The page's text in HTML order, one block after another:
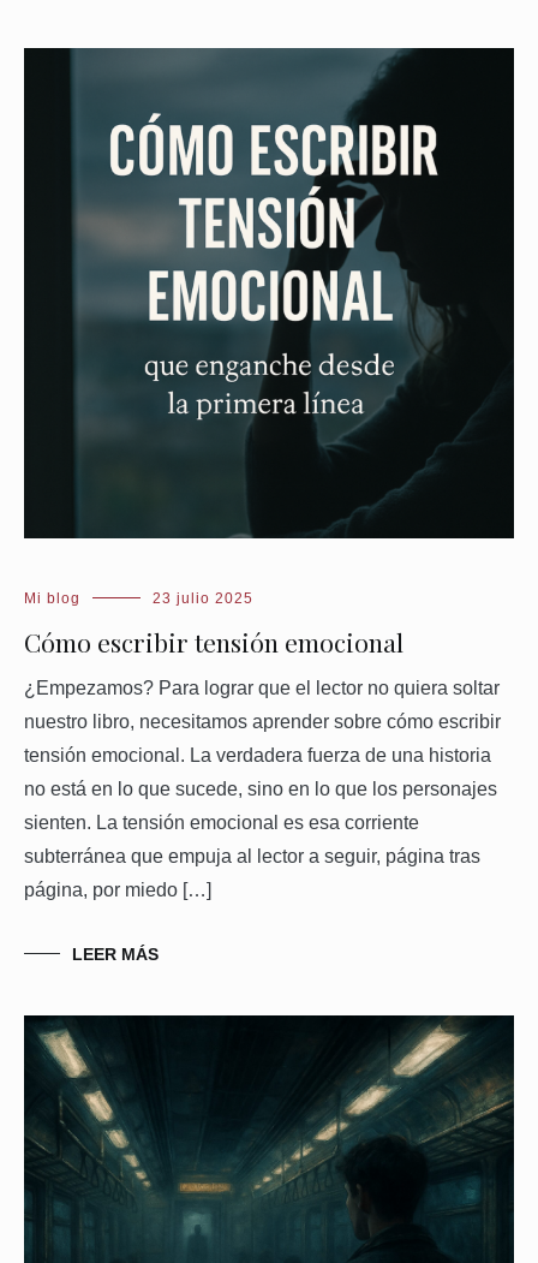
Mi blog 23 julio 2025
Cómo escribir tensión emocional
¿Empezamos? Para lograr que el lector no quiera soltar
nuestro libro, necesitamos aprender sobre cómo escribir
tensión emocional. La verdadera fuerza de una historia
no está en lo que sucede, sino en lo que los personajes
sienten. La tensión emocional es esa corriente
subterránea que empuja al lector a seguir, página tras
página, por miedo […]
LEER MÁS